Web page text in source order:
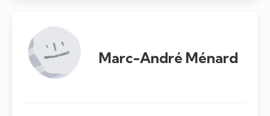
Marc-André Ménard